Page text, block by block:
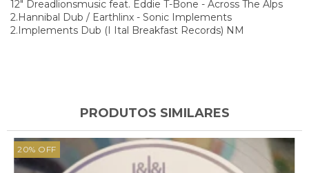
12" Dreadlionsmusic feat. Eddie T-Bone - Across The Alps
2.Hannibal Dub / Earthlinx - Sonic Implements
2.Implements Dub (I Ital Breakfast Records) NM
PRODUTOS SIMILARES
20% OFF